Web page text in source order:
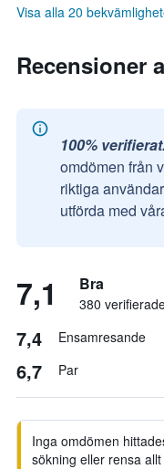
Visa alla 20
Recensioner
100% verifierat.
omdömen från
riktiga
utförda med
7,1 Bra
380
7,4 Ensamresande
6,7 Par
Inga omdömen
sökning eller rensa